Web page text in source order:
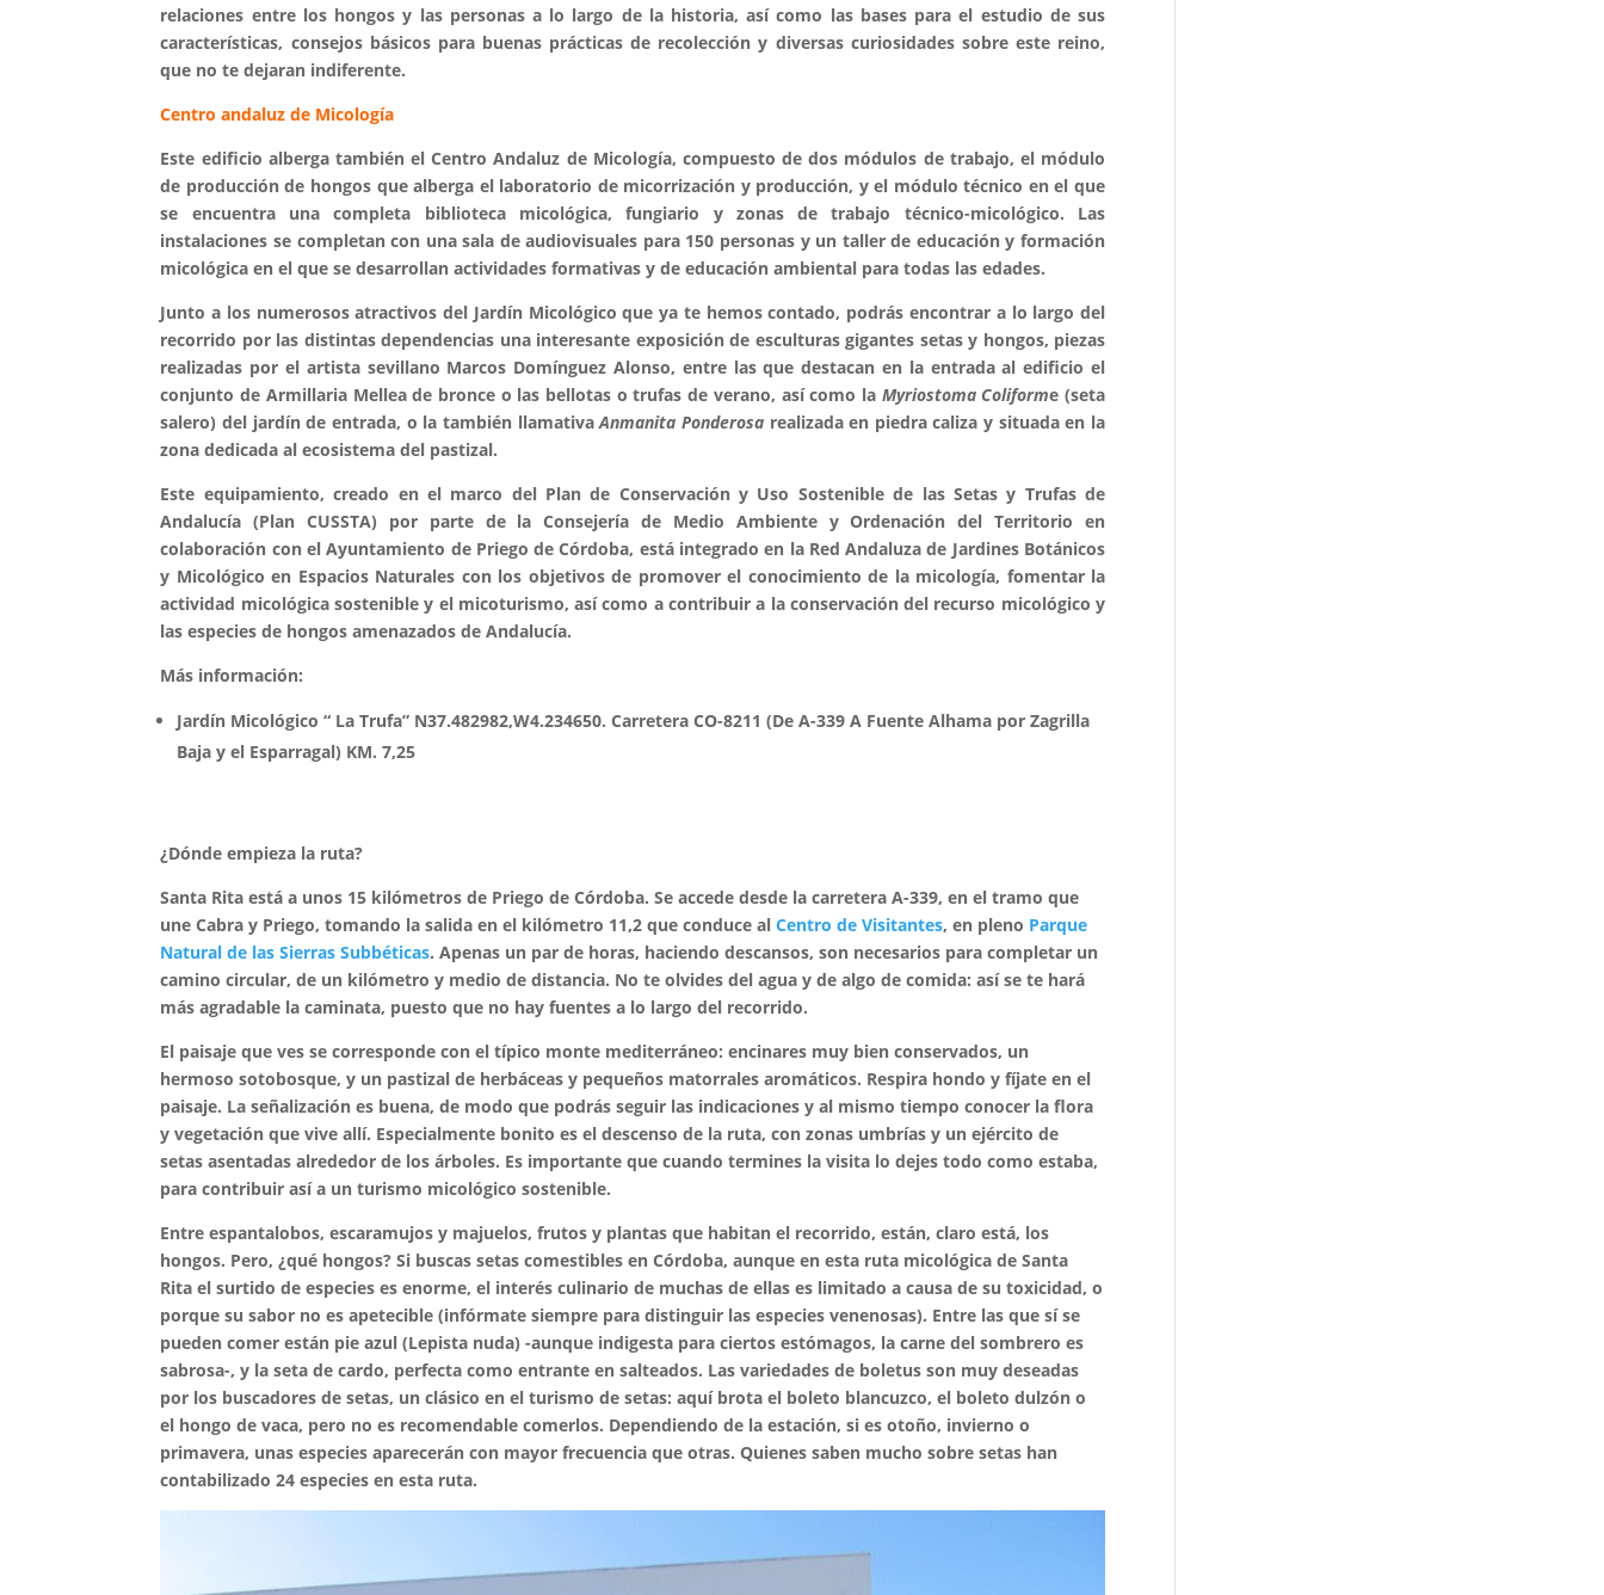
relaciones entre los hongos y las personas a lo largo de la historia, así como las bases para el estudio de sus
características, consejos básicos para buenas prácticas de recolección y diversas curiosidades sobre este reino,
que no te dejaran indiferente.
Centro andaluz de Micología
Este edificio alberga también el Centro Andaluz de Micología, compuesto de dos módulos de trabajo, el módulo
de producción de hongos que alberga el laboratorio de micorrización y producción, y el módulo técnico en el que
se encuentra una completa biblioteca micológica, fungiario y zonas de trabajo técnico-micológico. Las
instalaciones se completan con una sala de audiovisuales para 150 personas y un taller de educación y formación
micológica en el que se desarrollan actividades formativas y de educación ambiental para todas las edades.
Junto a los numerosos atractivos del Jardín Micológico que ya te hemos contado, podrás encontrar a lo largo del
recorrido por las distintas dependencias una interesante exposición de esculturas gigantes setas y hongos, piezas
realizadas por el artista sevillano Marcos Domínguez Alonso, entre las que destacan en la entrada al edificio el
conjunto de Armillaria Mellea de bronce o las bellotas o trufas de verano, así como la Myriostoma Coliforme (seta
salero) del jardín de entrada, o la también llamativaAnmanita Ponderosarealizada en piedra caliza y situada en la
zona dedicada al ecosistema del pastizal.
Este equipamiento, creado en el marco del Plan de Conservación y Uso Sostenible de las Setas y Trufas de
Andalucía (Plan CUSSTA) por parte de la Consejería de Medio Ambiente y Ordenación del Territorio en
colaboración con el Ayuntamiento de Priego de Córdoba, está integrado en la Red Andaluza de Jardines Botánicos
y Micológico en Espacios Naturales con los objetivos de promover el conocimiento de la micología, fomentar la
actividad micológica sostenible y el micoturismo, así como a contribuir a la conservación del recurso micológico y
las especies de hongos amenazados de Andalucía.
Más información:
Jardín Micológico “ La Trufa” N37.482982,W4.234650. Carretera CO-8211 (De A-339 A Fuente Alhama por Zagrilla
Baja y el Esparragal) KM. 7,25
¿Dónde empieza la ruta?
Santa Rita está a unos 15 kilómetros de Priego de Córdoba. Se accede desde la carretera A-339, en el tramo que
une Cabra y Priego, tomando la salida en el kilómetro 11,2 que conduce alCentro de Visitantes, en pleno Parque
Natural de las Sierras Subbéticas. Apenas un par de horas, haciendo descansos, son necesarios para completar un
camino circular, de un kilómetro y medio de distancia. No te olvides del agua y de algo de comida: así se te hará
más agradable la caminata, puesto que no hay fuentes a lo largo del recorrido.
El paisaje que ves se corresponde con el típico monte mediterráneo: encinares muy bien conservados, un
hermoso sotobosque, y un pastizal de herbáceas y pequeños matorrales aromáticos. Respira hondo y fíjate en el
paisaje. La señalización es buena, de modo que podrás seguir las indicaciones y al mismo tiempo conocer la flora
y vegetación que vive allí. Especialmente bonito es el descenso de la ruta, con zonas umbrías y un ejército de
setas asentadas alrededor de los árboles. Es importante que cuando termines la visita lo dejes todo como estaba,
para contribuir así a un turismo micológico sostenible.
Entre espantalobos, escaramujos y majuelos, frutos y plantas que habitan el recorrido, están, claro está, los
hongos. Pero, ¿qué hongos? Si buscas setas comestibles en Córdoba, aunque en esta ruta micológica de Santa
Rita el surtido de especies es enorme, el interés culinario de muchas de ellas es limitado a causa de su toxicidad, o
porque su sabor no es apetecible (infórmate siempre para distinguir las especies venenosas). Entre las que sí se
pueden comer están pie azul (Lepista nuda) -aunque indigesta para ciertos estómagos, la carne del sombrero es
sabrosa-, y la seta de cardo, perfecta como entrante en salteados. Las variedades de boletus son muy deseadas
por los buscadores de setas, un clásico en el turismo de setas: aquí brota el boleto blancuzco, el boleto dulzón o
el hongo de vaca, pero no es recomendable comerlos. Dependiendo de la estación, si es otoño, invierno o
primavera, unas especies aparecerán con mayor frecuencia que otras. Quienes saben mucho sobre setas han
contabilizado 24 especies en esta ruta.